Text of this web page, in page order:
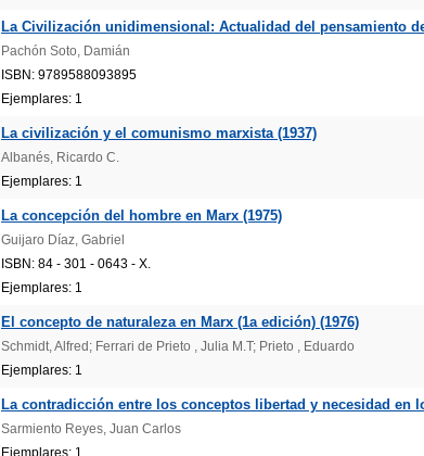
La Civilización unidimensional: Actualidad del pensamiento
Pachón Soto, Damián
ISBN: 9789588093895
Ejemplares: 1
La civilización y el comunismo marxista (1937)
Albanés, Ricardo C.
Ejemplares: 1
La concepción del hombre en Marx (1975)
Guijaro Díaz, Gabriel
ISBN: 84 - 301 - 0643 - X.
Ejemplares: 1
El concepto de naturaleza en Marx (1a edición) (1976)
Schmidt, Alfred; Ferrari de Prieto , Julia M.T; Prieto , Eduardo
Ejemplares: 1
La contradicción entre los conceptos libertad y necesidad en
Sarmiento Reyes, Juan Carlos
Ejemplares: 1